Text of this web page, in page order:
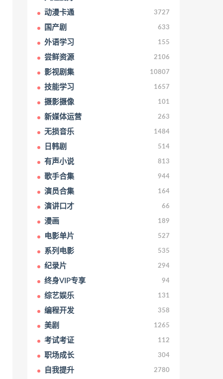
动漫卡通 3727
国产剧 633
外语学习 155
尝鲜资源 2106
影视剧集 10807
技能学习 1657
摄影摄像 101
新媒体运营 263
无损音乐 1484
日韩剧 514
有声小说 813
歌手合集 944
演员合集 164
演讲口才 66
漫画 189
电影单片 527
系列电影 535
纪录片 294
终身VIP专享 94
综艺娱乐 131
编程开发 358
美剧 1265
考试考证 112
职场成长 304
自我提升 2780